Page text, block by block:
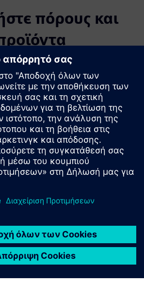
πόρους και
και πόροι
- Competence Center Industry
Βιώσιμο Εργοστάσιο
και διαχείριση κύκλου ζωής